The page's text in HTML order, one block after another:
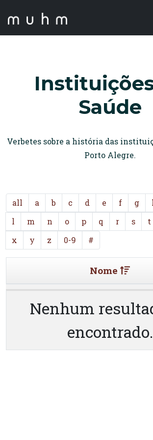
Saúde
Verbetes sobre a história das
Porto Alegre.
all a b c d e f g
l
m n o p q r s t
x
y z 0-9 #
Nome
Nenhum
encontrado.